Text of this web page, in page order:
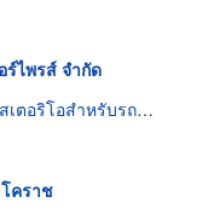
ร์ไพรส์ จำกัด
อริโอสำหรับรถยนต์
คราช